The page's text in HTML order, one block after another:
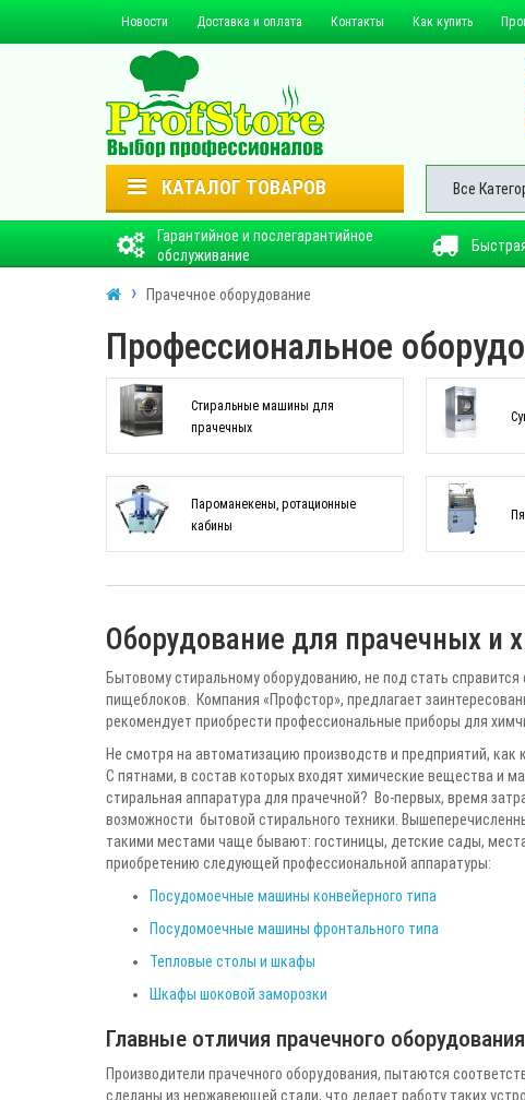
Новости Доставка и оплата Контакты Как купить
Все
КАТАЛОГ ТОВАРОВ
Гарантийное и послегарантийное
обслуживание
Прачечное оборудование
Профессиональное
Стиральные машины для
прачечных
Пароманекены, ротационные
кабины
Оборудование для прачечных и
Бытовому стиральному оборудованию, не под стать
пищеблоков. Компания «Профстор», предлагает
рекомендует приобрести профессиональные приборы для
Не смотря на автоматизацию производств и предприятий, как
С пятнами, в состав которых входят химические вещества и
стиральная аппаратура для прачечной? Во-первых, время
возможности бытовой стирального техники.
такими местами чаще бывают: гостиницы, детские сады,
приобретению следующей профессиональной аппаратуры:
Посудомоечные машины конвейерного типа
Посудомоечные машины фронтального типа
Тепловые столы и шкафы
Шкафы шоковой заморозки
Главные отличия прачечного оборудования
Производители прачечного оборудования, пытаются
сделаны из нержавеющей стали, что делает работу таких